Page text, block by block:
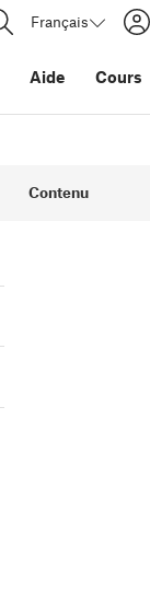
Français
Aide Cours
Contenu